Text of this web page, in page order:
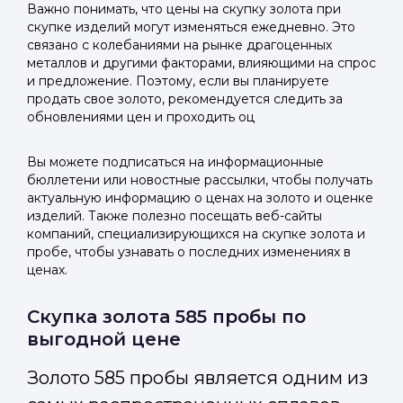
Важно понимать, что цены на скупку золота при
скупке изделий могут изменяться ежедневно. Это
связано с колебаниями на рынке драгоценных
металлов и другими факторами, влияющими на спрос
и предложение. Поэтому, если вы планируете
продать свое золото, рекомендуется следить за
обновлениями цен и проходить оц
Вы можете подписаться на информационные
бюллетени или новостные рассылки, чтобы получать
актуальную информацию о ценах на золото и оценке
изделий. Также полезно посещать веб-сайты
компаний, специализирующихся на скупке золота и
пробе, чтобы узнавать о последних изменениях в
ценах.
Скупка золота 585 пробы по
выгодной цене
Золото 585 пробы является одним из